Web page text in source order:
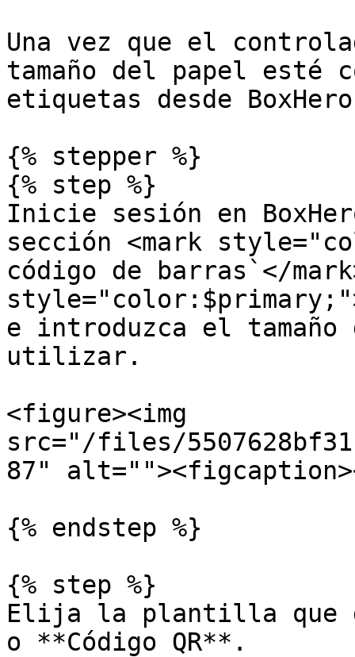
Una vez que el
tamaño del papel esté
etiquetas desde
{% stepper %}
{% step %}
Inicie sesión en
sección <mark
código de barras`</
e introduzca el
utilizar.
<figure><img
src="/files/
87"
{% endstep %}
{% step %}
Elija la plantilla que
o **Código QR**.